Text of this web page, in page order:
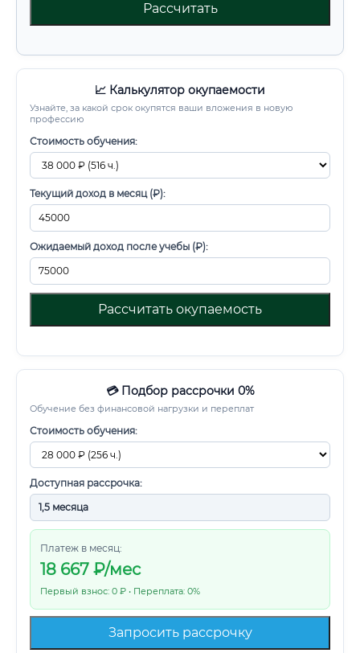
Рассчитать
📈 Калькулятор окупаемости
Узнайте, за какой срок окупятся ваши вложения в новую
профессию
Стоимость обучения:
Текущий доход в месяц (₽):
Ожидаемый доход после учебы (₽):
Рассчитать окупаемость
💳 Подбор рассрочки 0%
Обучение без финансовой нагрузки и переплат
Стоимость обучения:
Доступная рассрочка:
Платеж в месяц:
18 667 ₽/мес
Первый взнос: 0 ₽ • Переплата: 0%
Запросить рассрочку